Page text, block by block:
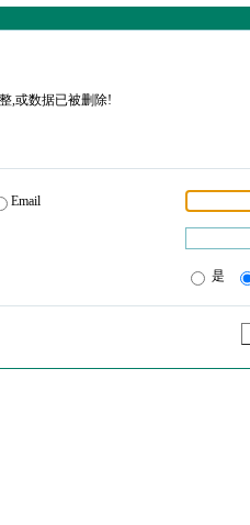
,或数据已被删除!
Email
是